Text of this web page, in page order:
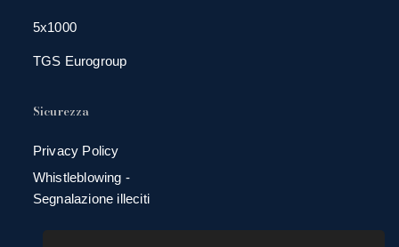
5x1000
TGS Eurogroup
Sicurezza
Privacy Policy
Whistleblowing -
Segnalazione illeciti